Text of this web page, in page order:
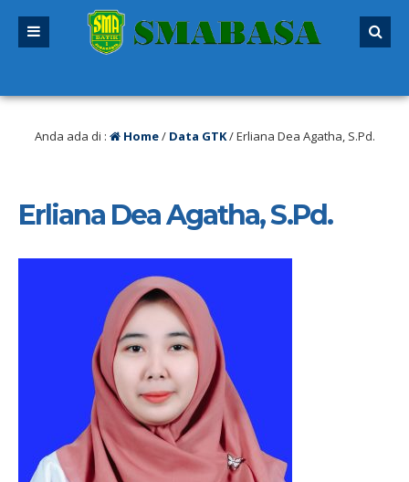
ditutup!
Anda ada di : Home/ Data GTK/Erliana Dea Agatha, S.Pd.
Erliana Dea Agatha, S.Pd.